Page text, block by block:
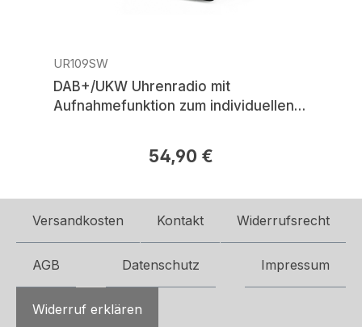
UR109SW
DAB+/UKW Uhrenradio mit
Aufnahmefunktion zum individuellen
Regulärer Preis:54,90 €
Versandkosten Kontakt Widerrufsrecht
AGB Datenschutz Impressum
Widerruf erklären